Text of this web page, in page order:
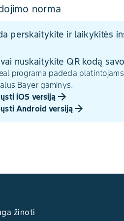
norma
perskaitykite ir laikykitės
nuskaitykite QR kodą
programa padeda
Bayer gaminys.
iOS versiją
Android versiją
žinoti